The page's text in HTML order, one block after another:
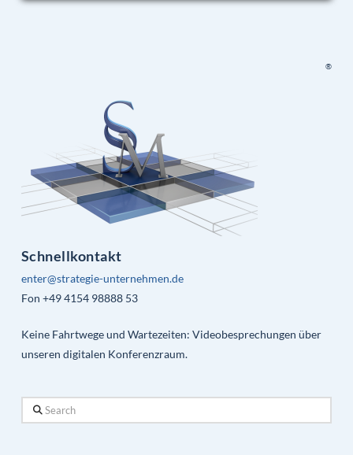
®
Schnellkontakt
enter@strategie-unternehmen.de
Fon +49 4154 98888 53
Keine Fahrtwege und Wartezeiten: Videobesprechungen über
unseren digitalen Konferenzraum.
Search